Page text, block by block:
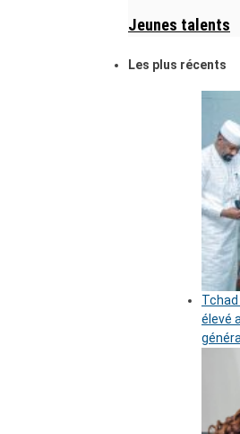
Jeunes talents
Les plus récents
Tchad
élevé